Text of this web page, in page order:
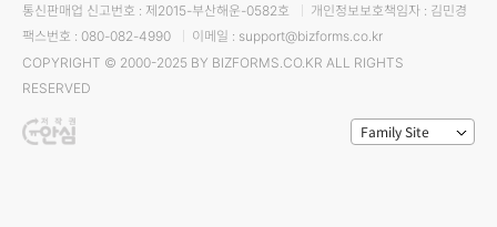
통신판매업 신고번호 : 제2015-부산해운-0582호
개인정보보호책임자 : 김민경
팩스번호 : 080-082-4990
이메일 : support@bizforms.co.kr
COPYRIGHT © 2000-2025 BY BIZFORMS.CO.KR ALL RIGHTS
RESERVED
Family Site